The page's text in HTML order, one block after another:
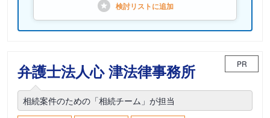
検討リストに追加
弁護士法人心 津法律事務所 PR
相続案件のための「相続チーム」が担当